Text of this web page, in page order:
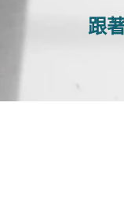
跟